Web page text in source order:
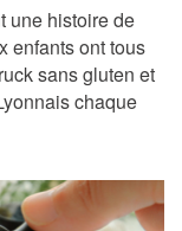
une histoire de
enfants ont tous
sans gluten et
chaque